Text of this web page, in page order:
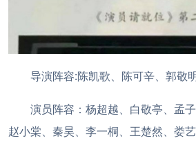
导演阵容:陈凯歌、陈可辛、郭敬
演员阵容：杨超越、白敬亭、孟子
赵小棠、秦昊、李一桐、王楚然、娄